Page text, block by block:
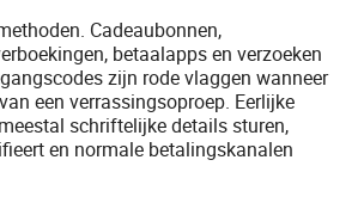
Cadeaubonnen,
betaalapps en verzoeken
zijn rode vlaggen wanneer
een verrassingsoproep. Eerlijke
schriftelijke details sturen,
en normale betalingskanalen